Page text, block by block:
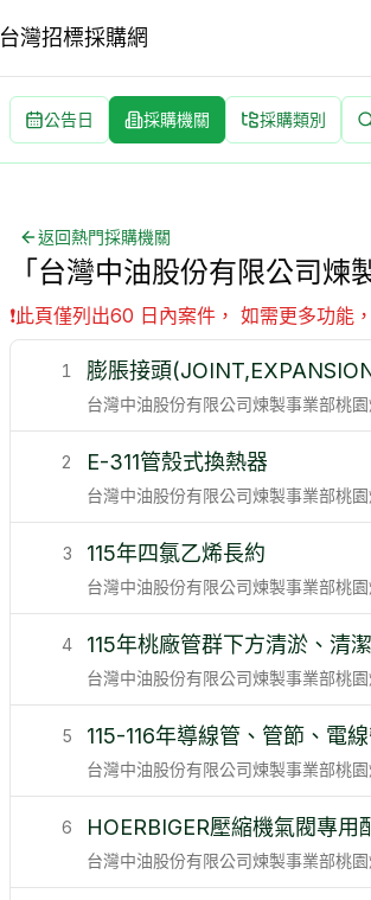
台灣招標採購網
公告日 採購機關 採購類別
返回熱門採購機關
「台灣中油股份有限公司
❗此頁僅列出60 日內案件， 如需更多功能
1 膨脹接頭
台灣中油股份有限公司煉製事業部桃
2 E-311管殼式換熱器
台灣中油股份有限公司煉製事業部桃
3 115年四氯乙烯長約
台灣中油股份有限公司煉製事業部桃
4 115年桃廠管群下方清淤、清
台灣中油股份有限公司煉製事業部桃
5 115-116年導線管、管節、電
台灣中油股份有限公司煉製事業部桃
6 HOERBIGER壓縮機氣閥專用
台灣中油股份有限公司煉製事業部桃